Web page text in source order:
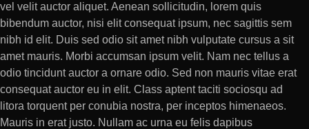
vel velit auctor aliquet. Aenean sollicitudin, lorem quis
bibendum auctor, nisi elit consequat ipsum, nec sagittis sem
nibh id elit. Duis sed odio sit amet nibh vulputate cursus a sit
amet mauris. Morbi accumsan ipsum velit. Nam nec tellus a
odio tincidunt auctor a ornare odio. Sed non mauris vitae erat
consequat auctor eu in elit. Class aptent taciti sociosqu ad
litora torquent per conubia nostra, per inceptos himenaeos.
Mauris in erat justo. Nullam ac urna eu felis dapibus